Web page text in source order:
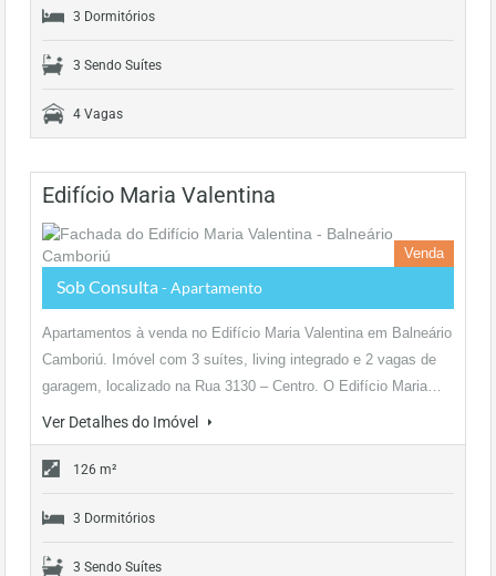
3 Dormitórios
3 Sendo Suítes
4 Vagas
Edifício Maria Valentina
Venda
Sob Consulta - Apartamento
Apartamentos à venda no Edifício Maria Valentina em Balneário
Camboriú. Imóvel com 3 suítes, living integrado e 2 vagas de
garagem, localizado na Rua 3130 – Centro. O Edifício Maria…
Ver Detalhes do Imóvel
126 m²
3 Dormitórios
3 Sendo Suítes